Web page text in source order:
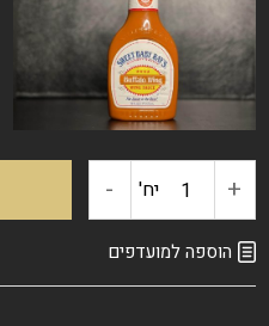
מתוק
+ כמות
של
יח' -
הוספה למועדפים